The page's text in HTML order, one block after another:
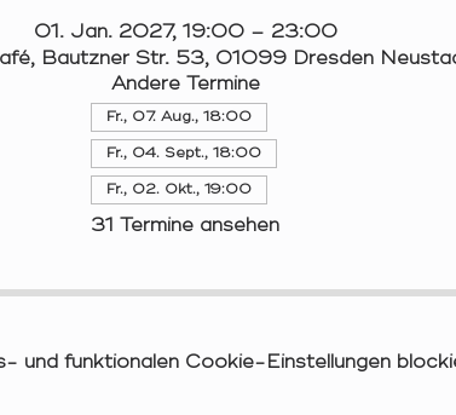
01. Jan. 2027, 19:00 – 23:00
Bautzner Str. 53, 01099 Dresden
Andere Termine
Fr., 07. Aug., 18:00
Fr., 04. Sept., 18:00
Fr., 02. Okt., 19:00
31 Termine ansehen
und funktionalen Cookie-Einstellungen